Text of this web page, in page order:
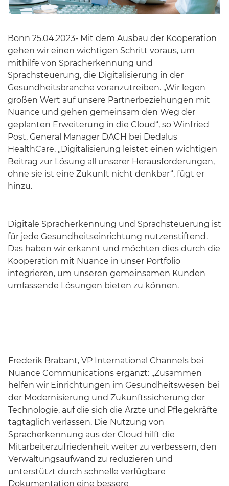
Bonn 25.04.2023- Mit dem Ausbau der Kooperation
gehen wir einen wichtigen Schritt voraus, um
mithilfe von Spracherkennung und
Sprachsteuerung, die Digitalisierung in der
Gesundheitsbranche voranzutreiben. „Wir legen
großen Wert auf unsere Partnerbeziehungen mit
Nuance und gehen gemeinsam den Weg der
geplanten Erweiterung in die Cloud“, so Winfried
Post, General Manager DACH bei Dedalus
HealthCare. „Digitalisierung leistet einen wichtigen
Beitrag zur Lösung all unserer Herausforderungen,
ohne sie ist eine Zukunft nicht denkbar“, fügt er
hinzu.
Digitale Spracherkennung und Sprachsteuerung ist
für jede Gesundheitseinrichtung nutzenstiftend.
Das haben wir erkannt und möchten dies durch die
Kooperation mit Nuance in unser Portfolio
integrieren, um unseren gemeinsamen Kunden
umfassende Lösungen bieten zu können.
Frederik Brabant, VP International Channels bei
Nuance Communications ergänzt: „Zusammen
helfen wir Einrichtungen im Gesundheitswesen bei
der Modernisierung und Zukunftssicherung der
Technologie, auf die sich die Ärzte und Pflegekräfte
tagtäglich verlassen. Die Nutzung von
Spracherkennung aus der Cloud hilft die
Mitarbeiterzufriedenheit weiter zu verbessern, den
Verwaltungsaufwand zu reduzieren und
unterstützt durch schnelle verfügbare
Dokumentation eine bessere